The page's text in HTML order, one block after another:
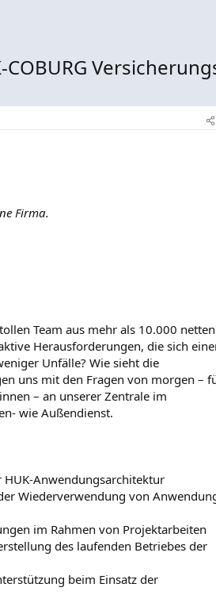
Firma.
Team aus mehr als 10.000 netten
Herausforderungen, die sich
Unfälle? Wie sieht die
uns mit den Fragen von morgen –
– an unserer Zentrale im
wie Außendienst.
Anwendungsarchitektur
Wiederverwendung von
im Rahmen von Projektarbeiten
des laufenden Betriebes der
beim Einsatz der